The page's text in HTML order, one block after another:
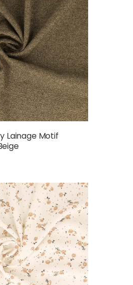
Lainage Motif